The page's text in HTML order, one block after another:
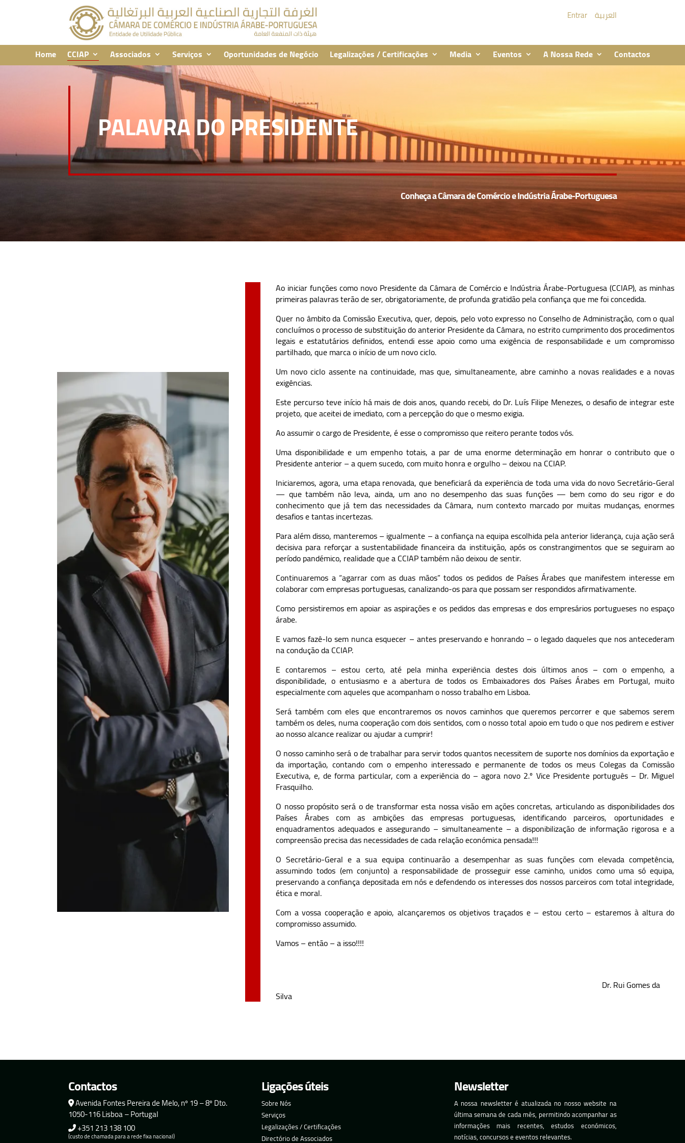
Entrar العربية
Home CCIAP Associados Serviços Oportunidades de Negócio Legalizações / Certificações Media Eventos A Nossa Rede Contactos
PALAVRA DO PRESIDENTE
Conheça a Câmara de Comércio e Indústria Árabe-Portuguesa
Ao iniciar funções como novo Presidente da Câmara de Comércio e Indústria Árabe-Portuguesa (CCIAP), as minhas
primeiras palavras terão de ser, obrigatoriamente, de profunda gratidão pela confiança que me foi concedida.
Quer no âmbito da Comissão Executiva, quer, depois, pelo voto expresso no Conselho de Administração, com o qual
concluímos o processo de substituição do anterior Presidente da Câmara, no estrito cumprimento dos procedimentos
legais e estatutários definidos, entendi esse apoio como uma exigência de responsabilidade e um compromisso
partilhado, que marca o início de um novo ciclo.
Um novo ciclo assente na continuidade, mas que, simultaneamente, abre caminho a novas realidades e a novas
exigências.
Este percurso teve início há mais de dois anos, quando recebi, do Dr. Luís Filipe Menezes, o desafio de integrar este
projeto, que aceitei de imediato, com a percepção do que o mesmo exigia.
Ao assumir o cargo de Presidente, é esse o compromisso que reitero perante todos vós.
Uma disponibilidade e um empenho totais, a par de uma enorme determinação em honrar o contributo que o
Presidente anterior – a quem sucedo, com muito honra e orgulho – deixou na CCIAP.
Iniciaremos, agora, uma etapa renovada, que beneficiará da experiência de toda uma vida do novo Secretário-Geral
— que também não leva, ainda, um ano no desempenho das suas funções — bem como do seu rigor e do
conhecimento que já tem das necessidades da Câmara, num contexto marcado por muitas mudanças, enormes
desafios e tantas incertezas.
Para além disso, manteremos – igualmente – a confiança na equipa escolhida pela anterior liderança, cuja ação será
decisiva para reforçar a sustentabilidade financeira da instituição, após os constrangimentos que se seguiram ao
período pandémico, realidade que a CCIAP também não deixou de sentir.
Continuaremos a “agarrar com as duas mãos” todos os pedidos de Países Árabes que manifestem interesse em
colaborar com empresas portuguesas, canalizando-os para que possam ser respondidos afirmativamente.
Como persistiremos em apoiar as aspirações e os pedidos das empresas e dos empresários portugueses no espaço
árabe.
E vamos fazê-lo sem nunca esquecer – antes preservando e honrando – o legado daqueles que nos antecederam
na condução da CCIAP.
E contaremos – estou certo, até pela minha experiência destes dois últimos anos – com o empenho, a
disponibilidade, o entusiasmo e a abertura de todos os Embaixadores dos Países Árabes em Portugal, muito
especialmente com aqueles que acompanham o nosso trabalho em Lisboa.
Será também com eles que encontraremos os novos caminhos que queremos percorrer e que sabemos serem
também os deles, numa cooperação com dois sentidos, com o nosso total apoio em tudo o que nos pedirem e estiver
ao nosso alcance realizar ou ajudar a cumprir!
O nosso caminho será o de trabalhar para servir todos quantos necessitem de suporte nos domínios da exportação e
da importação, contando com o empenho interessado e permanente de todos os meus Colegas da Comissão
Executiva, e, de forma particular, com a experiência do – agora novo 2.º Vice Presidente português – Dr. Miguel
Frasquilho.
O nosso propósito será o de transformar esta nossa visão em ações concretas, articulando as disponibilidades dos
Países Árabes com as ambições das empresas portuguesas, identificando parceiros, oportunidades e
enquadramentos adequados e assegurando – simultaneamente – a disponibilização de informação rigorosa e a
compreensão precisa das necessidades de cada relação económica pensada!!!
O Secretário-Geral e a sua equipa continuarão a desempenhar as suas funções com elevada competência,
assumindo todos (em conjunto) a responsabilidade de prosseguir esse caminho, unidos como uma só equipa,
preservando a confiança depositada em nós e defendendo os interesses dos nossos parceiros com total integridade,
ética e moral.
Com a vossa cooperação e apoio, alcançaremos os objetivos traçados e – estou certo – estaremos à altura do
compromisso assumido.
Vamos – então – a isso!!!!
Dr. Rui Gomes da
Silva
Contactos
Avenida Fontes Pereira de Melo, nº 19 – 8º Dto.
1050-116 Lisboa – Portugal
+351 213 138 100
(custo de chamada para a rede fixa nacional)
Ligações úteis
Sobre Nós
Serviços
Legalizações / Certificações
Directório de Associados
Newsletter
A nossa newsletter é atualizada no nosso website na
última semana de cada mês, permitindo acompanhar as
informações mais recentes, estudos económicos,
notícias, concursos e eventos relevantes.